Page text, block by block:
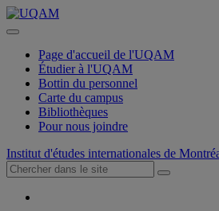
Page d'accueil de l'UQAM
Étudier à l'UQAM
Bottin du personnel
Carte du campus
Bibliothèques
Pour nous joindre
Institut d'études internationales de